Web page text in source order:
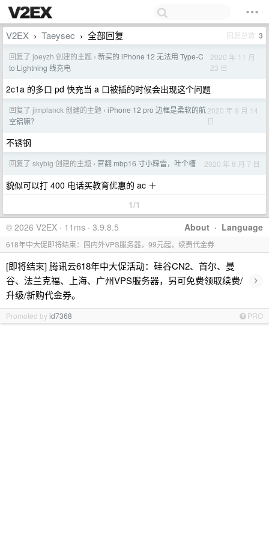
V2EX › Taeysec › 全部回复 回复总数 3
回复了 joeyzh 创建的主题 › 新买的 iPhone 12 无法用 Type-C
to Lightning 线充电
2020 年 11 月
23 日
2c1a 的多口 pd 快充当 a 口被插的时候会出现这个问题
回复了 jimplanck 创建的主题 › iPhone 12 pro 边框是柔软的航
空铝嘛？
2020 年 9 月 14
日
不锈钢
回复了 skybig 创建的主题 › 官翻 mbp16 寸小踩雷，吐个槽 2020 年 8 月 7 日
貌似可以打 400 电话买教育优惠的 ac ＋
1/1
About · Language
© 2026 V2EX · 11ms · 3.9.8.5
618年中大促即将结束：国内外VPS服务器，99元起，续费代金券
[即将结束] 腾讯云618年中大促活动：硅谷CN2、首尔、曼
谷、法兰克福、上海、广州VPS服务器，另可免费领取续费/
升级/新购代金券。
›
Promoted byid7368 PRO